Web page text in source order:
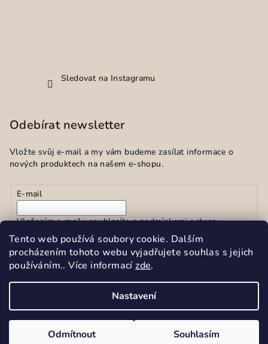
Tento web používá soubory cookie. Dalším
procházením tohoto webu vyjadřujete souhlas s jejich
používáním.. Více informacízde.
Nastavení
Odmítnout Souhlasím
Sledovat na Instagramu
Odebírat newsletter
Vložte svůj e-mail a my vám budeme zasílat informace o
nových produktech na našem e-shopu.
E-mail
Vložením e-mailu souhlasíte spodmínkami ochrany
osobních údajů
Přihlásit se
Upravit nastavení cookies